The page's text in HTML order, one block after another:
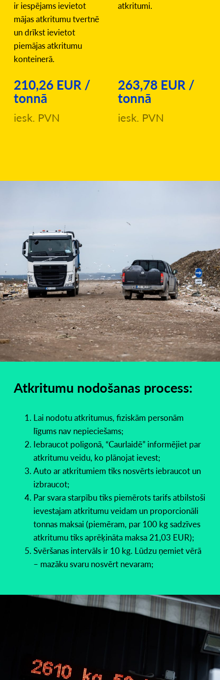
ir iespējams ievietot
mājas atkritumu tvertnē
un drīkst ievietot
piemājas atkritumu
konteinerā.
210,26 EUR /
tonnā
iesk. PVN
atkritumi.
263,78 EUR /
tonnā
iesk. PVN
Atkritumu nodošanas process:
Lai nodotu atkritumus, fiziskām personām
līgums nav nepieciešams;
Iebraucot poligonā, “Caurlaidē” informējiet par
atkritumu veidu, ko plānojat ievest;
Auto ar atkritumiem tiks nosvērts iebraucot un
izbraucot;
Par svara starpību tiks piemērots tarifs atbilstoši
ievestajam atkritumu veidam un proporcionāli
tonnas maksai (piemēram, par 100 kg sadzīves
atkritumu tiks aprēķināta maksa 21,03 EUR);
Svēršanas intervāls ir 10 kg. Lūdzu ņemiet vērā
– mazāku svaru nosvērt nevaram;